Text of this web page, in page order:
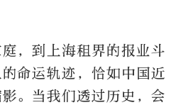
，到上海租界的报业斗
命运轨迹，恰如中国近
。当我们透过历史，会